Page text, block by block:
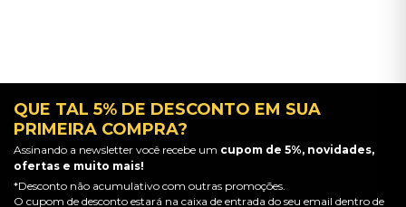
QUE TAL 5% DE DESCONTO EM SUA
PRIMEIRA COMPRA?
Assinando a newsletter você recebe um cupom de 5%, novidades,
ofertas e muito mais!
*Desconto não acumulativo com outras promoções.
O cupom de desconto estará na caixa de entrada do seu email dentro de